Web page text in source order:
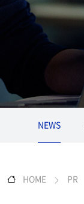
NEWS
HOME PR